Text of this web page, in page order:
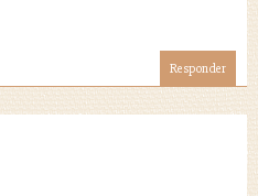
Responder